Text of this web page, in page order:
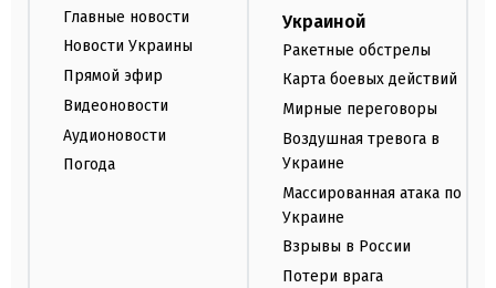
Главные новости
Новости Украины
Прямой эфир
Видеоновости
Аудионовости
Погода
Украиной
Ракетные обстрелы
Карта боевых действий
Мирные переговоры
Воздушная тревога в
Украине
Массированная атака по
Украине
Взрывы в России
Потери врага